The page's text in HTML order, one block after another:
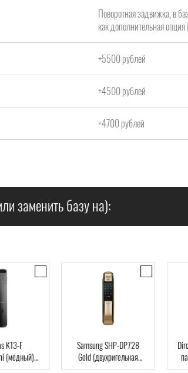
Поворотная задвижка, в
как дополнительная
+5500 рублей
+4500 рублей
+4700 рублей
заменить базу на):
K13-F
(медный),
Face-ID,
Samsung SHP-DP728
Gold (двухригельная
врезная часть), Автомат,